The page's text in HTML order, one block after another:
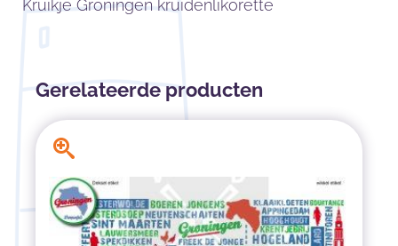
Kruikje Groningen kruidenlikorette
Gerelateerde producten